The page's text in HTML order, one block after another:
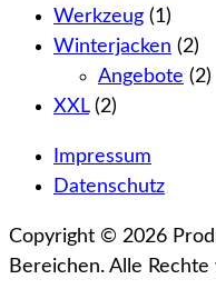
Werkzeug (1)
Winterjacken (2)
Angebote (2)
XXL(2)
Impressum
Datenschutz
Copyright © 2026
Bereichen. Alle